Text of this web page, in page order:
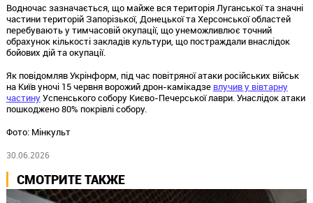
Водночас зазначається, що майже вся територія Луганської та значні
частини територій Запорізької, Донецької та Херсонської областей
перебувають у тимчасовій окупації, що унеможливлює точний
обрахунок кількості закладів культури, що постраждали внаслідок
бойових дій та окупації.
Як повідомляв Укрінформ, під час повітряної атаки російських військ
на Київ уночі 15 червня ворожий дрон-камікадзе влучив у вівтарну
частинуУспенського собору Києво-Печерської лаври. Унаслідок атаки
пошкоджено 80% покрівлі собору.
Фото: Мінкульт
30.06.2026
СМОТРИТЕ ТАКЖЕ